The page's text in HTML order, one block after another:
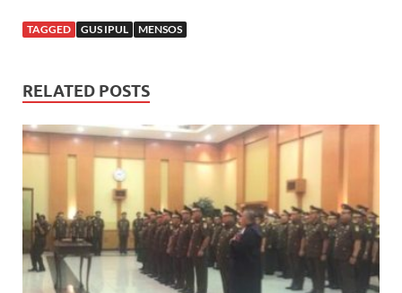
TAGGED GUS IPUL MENSOS
RELATED POSTS